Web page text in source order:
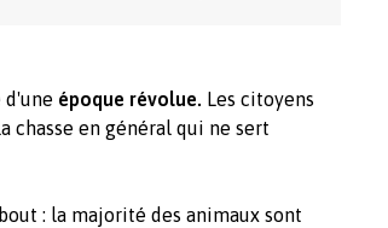
d'une époque révolue. Les citoyens
chasse en général qui ne sert
: la majorité des animaux sont